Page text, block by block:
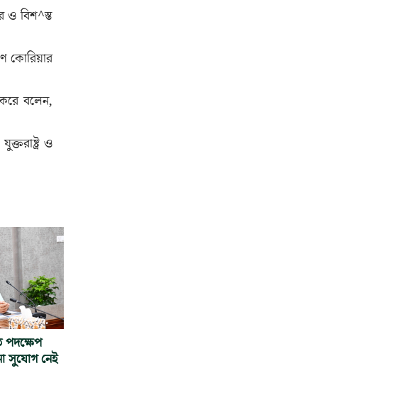
ও বিশ^স্ত
কোরিয়ার
বলেন,
ও
পদক্ষেপ
সুযোগ নেই